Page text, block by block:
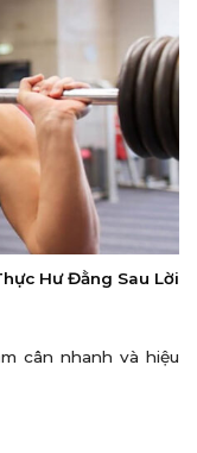
Hư Đằng Sau Lời
cân nhanh và hiệu